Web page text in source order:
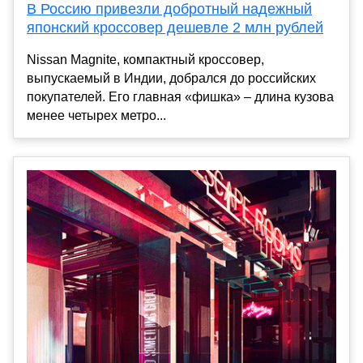
В Россию привезли добротный надежный
японский кроссовер дешевле 2 млн рублей
Nissan Magnite, компактный кроссовер,
выпускаемый в Индии, добрался до российских
покупателей. Его главная «фишка» – длина кузова
менее четырех метро...